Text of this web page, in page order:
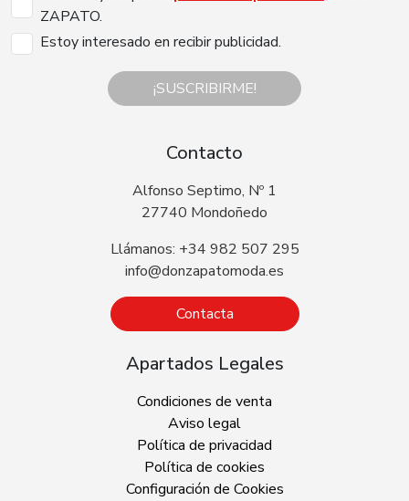
ZAPATO.
Estoy interesado en recibir publicidad.
¡SUSCRIBIRME!
Contacto
Alfonso Septimo, Nº 1
27740 Mondoñedo
Llámanos: +34 982 507 295
info@donzapatomoda.es
Contacta
Apartados Legales
Condiciones de venta
Aviso legal
Política de privacidad
Política de cookies
Configuración de Cookies